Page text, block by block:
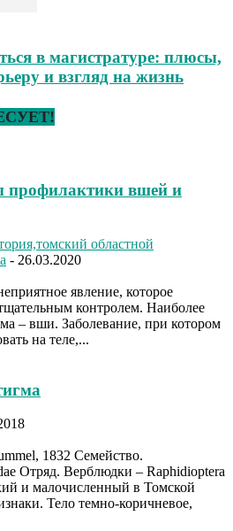
в магистратуре: плюсы,
и взгляд на жизнь
вшей и
областной
- 26.03.2020
явление, которое
контролем. Наиболее
– вши. Заболевание, при котором
на теле,...
1832 Семейство.
Отряд. Верблюдки – Raphidioptera
и малочисленный в Томской
Тело темно-коричневое,